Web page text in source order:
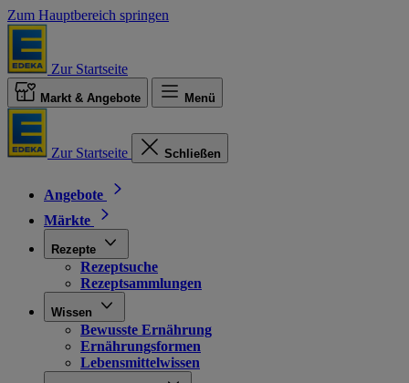
Zum Hauptbereich springen
Zur Startseite
Markt & Angebote Menü
Zur Startseite Schließen
Angebote
Märkte
Rezepte
Rezeptsuche
Rezeptsammlungen
Wissen
Bewusste Ernährung
Ernährungsformen
Lebensmittelwissen